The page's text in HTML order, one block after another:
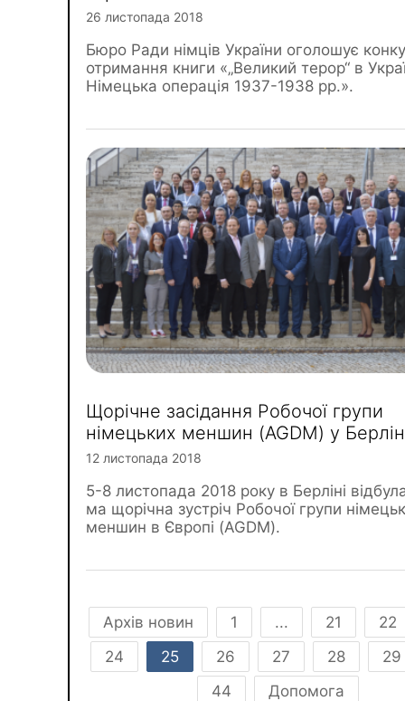
26 листопада 2018
Бюро Ради німців України оголошує
отримання книги «„Великий терор“ в
Німецька операція 1937-1938 рр.».
Щорічне засідання Робочої групи
німецьких меншин (AGDM) у
12 листопада 2018
5-8 листопада 2018 року в Берліні
ма щорічна зустріч Робочої групи
меншин в Європі (AGDM).
Архів новин 1 ... 21
22
24
25 26 27 28
29
44
Допомога